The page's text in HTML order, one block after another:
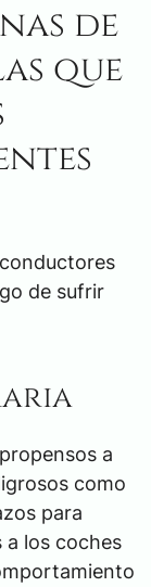
de
que
de sufrir
a
como
para
los coches